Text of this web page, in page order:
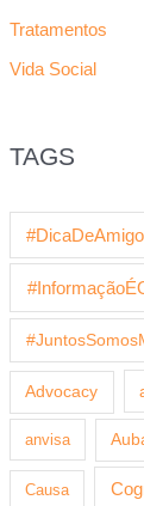
Tratamentos
Vida Social
TAGS
#DicaDeAmigo
Advocacy
anvisa
Causa